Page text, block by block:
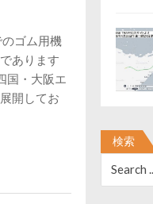
ゴム用機
あります
国・大阪エ
開してお
検索
for: